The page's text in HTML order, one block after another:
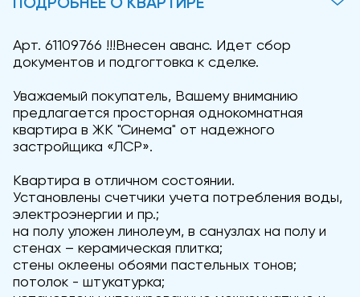
Арт. 61109766 !!!Внесен аванс. Идет сбор
документов и подгогтовка к сделке.
Уважаемый покупатель, Вашему вниманию
предлагается просторная однокомнатная
квартира в ЖК "Синема" от надежного
застройщика «ЛСР».
Квартира в отличном состоянии.
Установлены счетчики учета потребления воды,
электроэнергии и пр.;
на полу уложен линолеум, в санузлах на полу и
стенах – керамическая плитка;
стены оклеены обоями пастельных тонов;
потолок - штукатурка;